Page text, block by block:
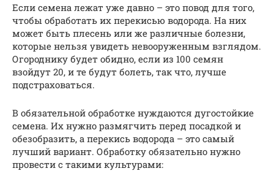
Если семена лежат уже давно – это повод для того,
чтобы обработать их перекисью водорода. На них
может быть плесень или же различные болезни,
которые нельзя увидеть невооруженным взглядом.
Огороднику будет обидно, если из 100 семян
взойдут 20, и те будут болеть, так что, лучше
подстраховаться.
В обязательной обработке нуждаются дугостойкие
семена. Их нужно размягчить перед посадкой и
обезобразить, а перекись водорода – это самый
лучший вариант. Обработку обязательно нужно
провести с такими культурами: